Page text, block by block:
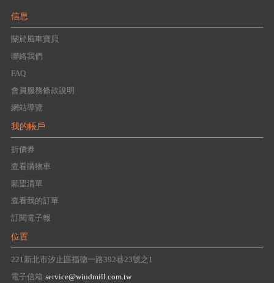
信息
關於風車寶貝
聯絡我們
FAQ
會員服務條款說明
網站導覽
我的帳戶
折價券
查看購物車
願望清單
查看我的訂單
訂閱電子報
位置
221新北市汐止區福德一路392巷23號之1
電子信箱:service@windmill.com.tw